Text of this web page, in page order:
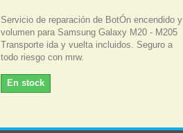
Servicio de reparación de BotÓn encendido y
volumen para Samsung Galaxy M20 - M205
Transporte ida y vuelta incluidos. Seguro a
todo riesgo con mrw.
En stock